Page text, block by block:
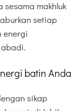
makhluk
setiap
energi
batin Anda
sikap